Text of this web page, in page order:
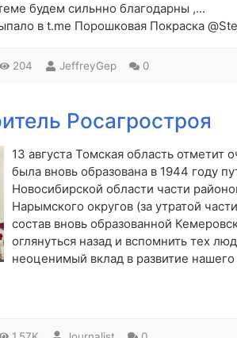
будем сильнно благодарны ,...
в t.me Порошковая Покраска
204 JeffreyGep 0
Росагростроя
13 августа Томская область
была вновь образована в 1944 году
Новосибирской области части
Нарымского округов (за утратой
состав вновь образованной
оглянуться назад и вспомнить тех
неоценимый вклад в развитие